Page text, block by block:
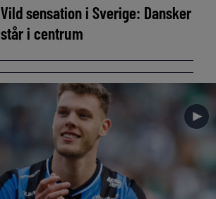
Vild sensation i Sverige: Dansker
står i centrum
►